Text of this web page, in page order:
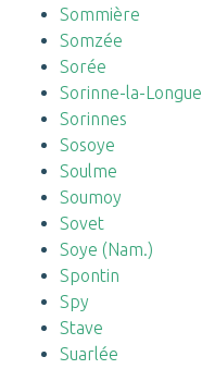
Sommière
Somzée
Sorée
Sorinne-la-Longue
Sorinnes
Sosoye
Soulme
Soumoy
Sovet
Soye (Nam.)
Spontin
Spy
Stave
Suarlée